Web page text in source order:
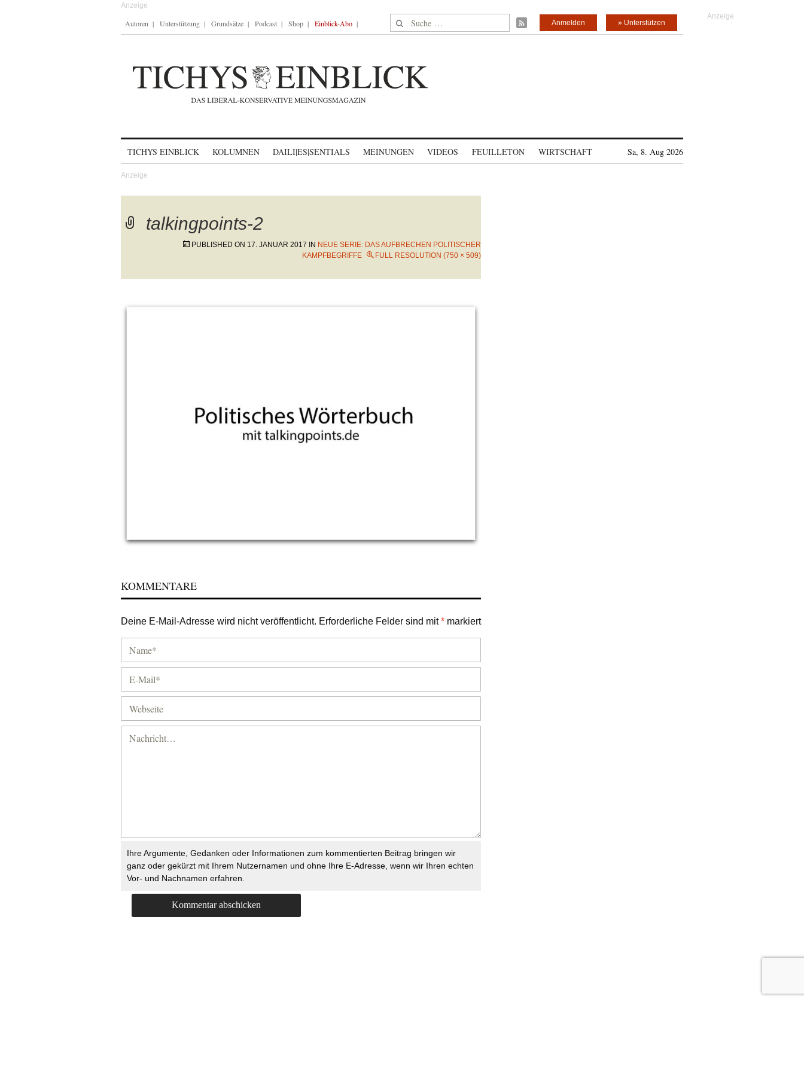
Autoren Unterstützung Grundsätze Podcast Shop Einblick-Abo Suche nach: » Unterstützen
Anmelden
TICHYS EINBLICK KOLUMNEN DAILI|ES|SENTIALS MEINUNGEN VIDEOS FEUILLETON WIRTSCHAFT Sa, 8. Aug 2026
talkingpoints-2
PUBLISHED ON 17. JANUAR 2017 IN NEUE SERIE: DAS AUFBRECHEN POLITISCHER
KAMPFBEGRIFFE
FULL RESOLUTION (750 × 509)
KOMMENTARE
Deine E-Mail-Adresse wird nicht veröffentlicht. Erforderliche Felder sind mit* markiert
Ihre Argumente, Gedanken oder Informationen zum kommentierten Beitrag bringen wir
ganz oder gekürzt mit Ihrem Nutzernamen und ohne Ihre E-Adresse, wenn wir Ihren echten
Vor- und Nachnamen erfahren.